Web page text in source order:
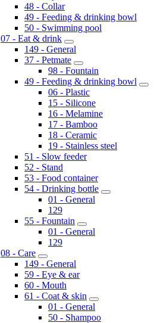
48 - Collar
49 - Feeding & drinking bowl
50 - Swimming pool
07 - Eat & drink
149 - General
37 - Petmate
98 - Fountain
49 - Feeding & drinking bowl
06 - Plastic
15 - Silicone
16 - Melamine
17 - Bamboo
18 - Ceramic
19 - Stainless steel
51 - Slow feeder
52 - Stand
53 - Food container
54 - Drinking bottle
01 - General
129
55 - Fountain
01 - General
129
08 - Care
149 - General
59 - Eye & ear
60 - Mouth
61 - Coat & skin
01 - General
50 - Shampoo